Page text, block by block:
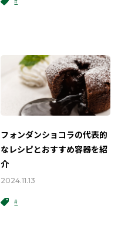
フォンダンショコラの代表的
なレシピとおすすめ容器を紹
介
2024.11.13
#